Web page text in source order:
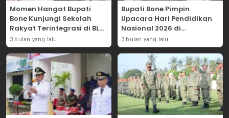
Momen Hangat Bupati
Bone Kunjungi Sekolah
Rakyat Terintegrasi di BLK
Bajoe
3 bulan yang lalu
Bupati Bone Pimpin
Upacara Hari Pendidikan
Nasional 2026 di
Lapangan Merdeka
3 bulan yang lalu